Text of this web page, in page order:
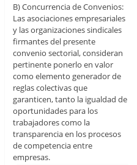
B) Concurrencia de Convenios:
Las asociaciones empresariales
y las organizaciones sindicales
firmantes del presente
convenio sectorial, consideran
pertinente ponerlo en valor
como elemento generador de
reglas colectivas que
garanticen, tanto la igualdad de
oportunidades para los
trabajadores como la
transparencia en los procesos
de competencia entre
empresas.